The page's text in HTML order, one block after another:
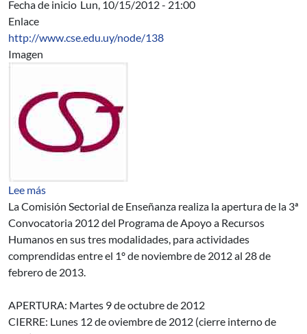
Fecha de inicio Lun, 10/15/2012 - 21:00
Enlace
http://www.cse.edu.uy/node/138
Imagen
Lee mássobre 3a. Convocatoria 2012 - Programa de Apoyo a
La Comisión Sectorial de Enseñanza realiza la apertura de la 3ª
Convocatoria 2012 del Programa de Apoyo a Recursos
Humanos en sus tres modalidades, para actividades
comprendidas entre el 1º de noviembre de 2012 al 28 de
febrero de 2013.
APERTURA: Martes 9 de octubre de 2012
CIERRE: Lunes 12 de oviembre de 2012 (cierre interno de